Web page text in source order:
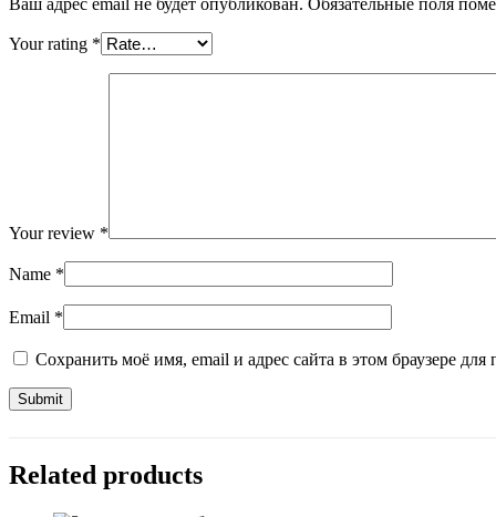
Ваш адрес email не будет опубликован. Обязательные поля
Your rating *
Your review *
Name *
Email *
Сохранить моё имя, email и адрес сайта в этом браузере
Related products